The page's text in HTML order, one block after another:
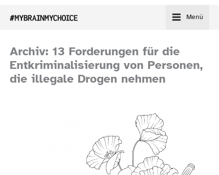
Inhalt
Menü
Archiv: 13 Forderungen für die
Entkriminalisierung von Personen,
die illegale Drogen nehmen